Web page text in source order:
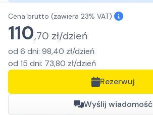
Cena brutto (zawiera 23% VAT)
110,70 zł/dzień
od 6 dni: 98,40 zł/dzień
od 15 dni: 73,80 zł/dzień
Rezerwuj
Wyślij wiadomość